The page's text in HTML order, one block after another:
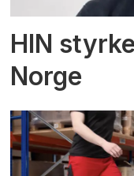
HIN
Norge